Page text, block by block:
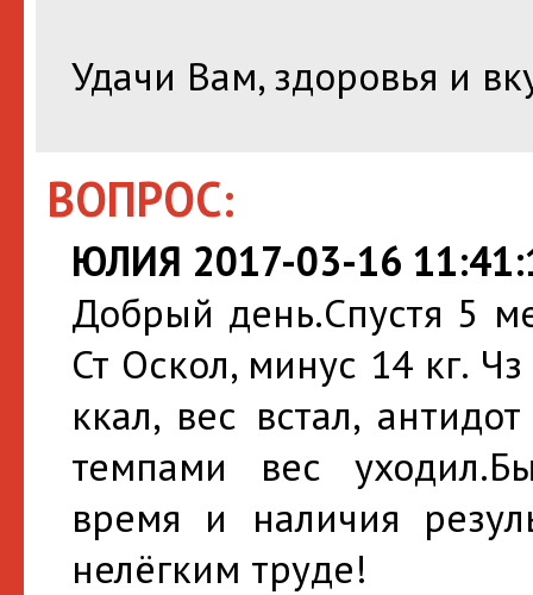
Удачи Вам, здоровья и
ВОПРОС:
ЮЛИЯ 2017-03-16
Добрый день.Спустя 5
Ст Оскол, минус 14 кг.
ккал, вес встал,
темпами вес
время и наличия
нелёгким труде!